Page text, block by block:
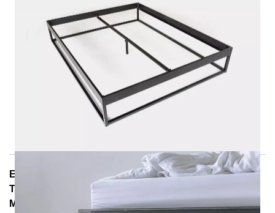
E-Mail: info@notoria.de
Telefon: +49 (0) 30 / 3450 5420
Mo. - Fr. 8.00 - 15.30 Uhr